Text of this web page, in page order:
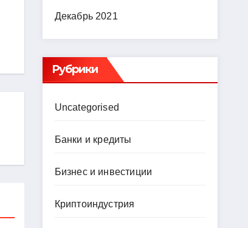
Декабрь 2021
Рубрики
Uncategorised
Банки и кредиты
Бизнес и инвестиции
Криптоиндустрия